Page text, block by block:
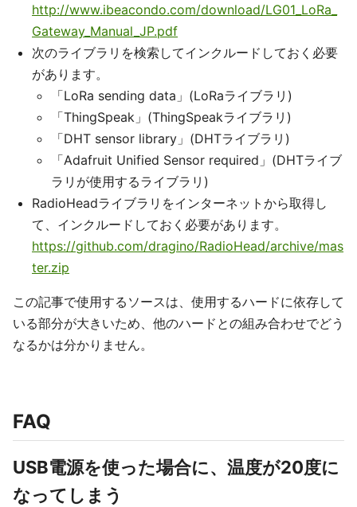
http://www.ibeacondo.com/download/LG01_LoRa_
Gateway_Manual_JP.pdf
次のライブラリを検索してインクルードしておく必要
があります。
「LoRa sending data」(LoRaライブラリ)
「ThingSpeak」(ThingSpeakライブラリ)
「DHT sensor library」(DHTライブラリ)
「Adafruit Unified Sensor required」(DHTライブ
ラリが使用するライブラリ)
RadioHeadライブラリをインターネットから取得し
て、インクルードしておく必要があります。
https://github.com/dragino/RadioHead/archive/mas
ter.zip
この記事で使用するソースは、使用するハードに依存して
いる部分が大きいため、他のハードとの組み合わせでどう
なるかは分かりません。
FAQ
USB電源を使った場合に、温度が20度に
なってしまう